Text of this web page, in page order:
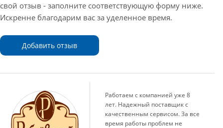
свой отзыв - заполните соответствующую форму ниже.
Искренне благодарим вас за уделенное время.
Добавить отзыв
Работаем с компанией уже 8
лет. Надежный поставщик с
качественным сервисом. За все
время работы проблем не